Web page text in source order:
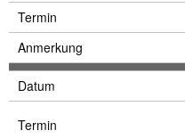
Termin
Anmerkung
Datum
Termin